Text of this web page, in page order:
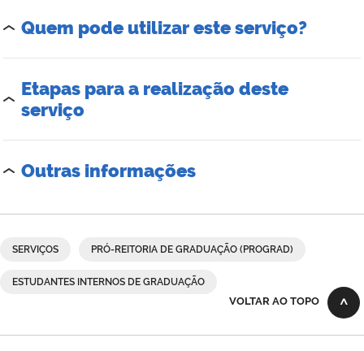
Quem pode utilizar este serviço?
Etapas para a realização deste
serviço
Outras informações
SERVIÇOS PRÓ-REITORIA DE GRADUAÇÃO (PROGRAD)
ESTUDANTES INTERNOS DE GRADUAÇÃO
VOLTAR AO TOPO